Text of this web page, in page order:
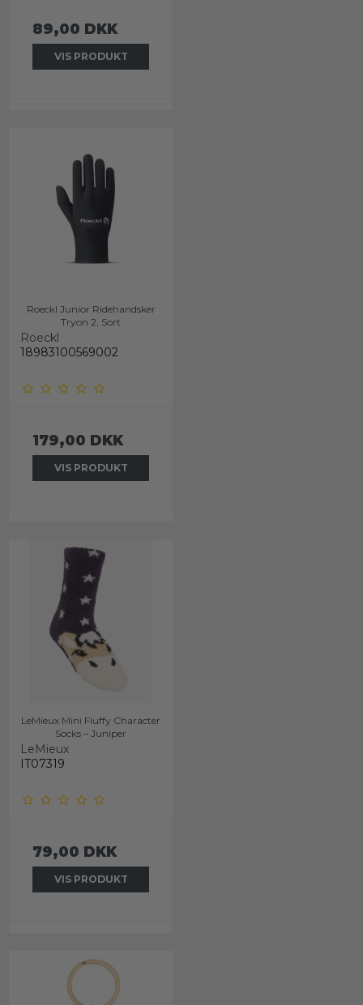
89,00 DKK
VIS PRODUKT
Roeckl Junior Ridehandsker
Tryon 2, Sort
Roeckl
18983100569002
179,00 DKK
VIS PRODUKT
LeMieux Mini Fluffy Character
Socks – Juniper
LeMieux
IT07319
79,00 DKK
VIS PRODUKT